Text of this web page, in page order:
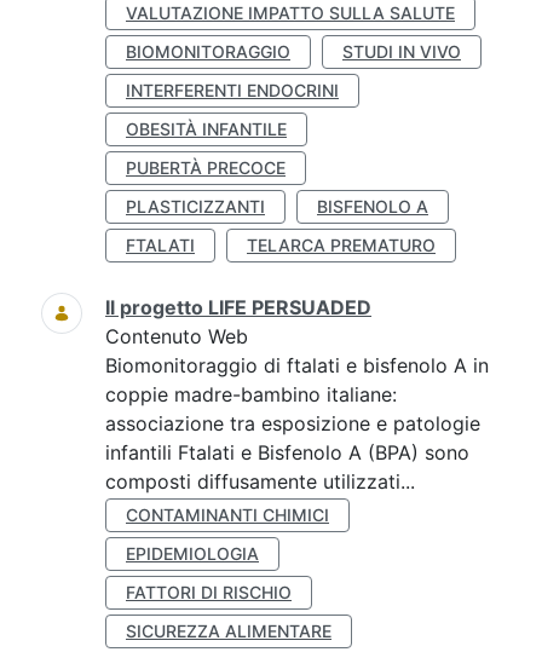
VALUTAZIONE IMPATTO SULLA SALUTE
BIOMONITORAGGIO
STUDI IN VIVO
INTERFERENTI ENDOCRINI
OBESITÀ INFANTILE
PUBERTÀ PRECOCE
PLASTICIZZANTI
BISFENOLO A
FTALATI
TELARCA PREMATURO
Il progetto LIFE PERSUADED
Contenuto Web
Biomonitoraggio di ftalati e bisfenolo A in
coppie madre-bambino italiane:
associazione tra esposizione e patologie
infantili Ftalati e Bisfenolo A (BPA) sono
composti diffusamente utilizzati...
CONTAMINANTI CHIMICI
EPIDEMIOLOGIA
FATTORI DI RISCHIO
SICUREZZA ALIMENTARE